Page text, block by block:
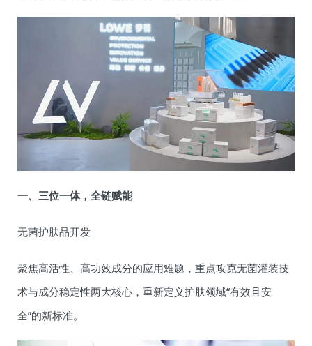
一、三位一体，全链赋能
无菌护肤品开发
聚焦高活性、高功效成分的应用难题，重点攻克无菌灌装技
术与成分稳定性两大核心，重新定义护肤领域“有效且安
全”的新标准。